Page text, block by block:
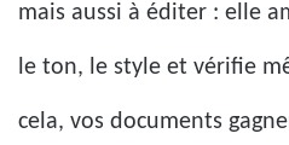
mais aussi à éditer : elle
le ton, le style et vérifie
cela, vos documents